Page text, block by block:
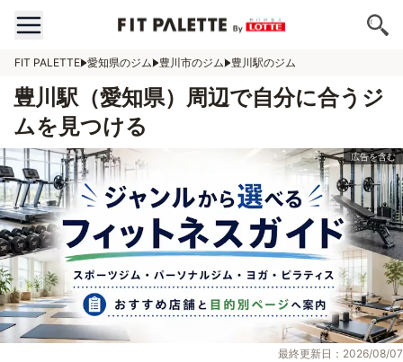
FIT PALETTE 愛知県のジム 豊川市のジム 豊川駅のジム
豊川駅（愛知県）周辺で自分に合うジ
ムを見つける
最終更新日：2026/08/07